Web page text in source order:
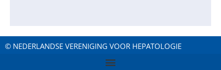
© NEDERLANDSE VERENIGING VOOR HEPATOLOGIE